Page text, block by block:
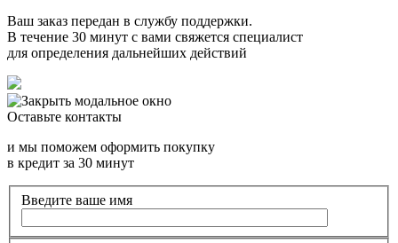
Ваш заказ передан в службу поддержки.
В течение 30 минут с вами свяжется специалист
для определения дальнейших действий
Оставьте контакты
и мы поможем оформить покупку
в кредит за 30 минут
Введите ваше имя